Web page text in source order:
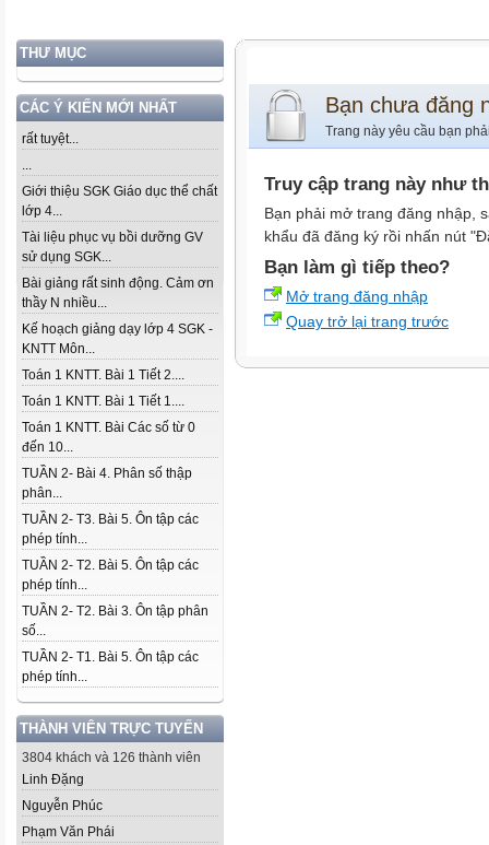
THƯ MỤC
CÁC Ý KIẾN MỚI NHẤT
rất tuyệt...
...
Giới thiệu SGK Giáo dục thể chất
lớp 4...
Tài liệu phục vụ bồi dưỡng GV
sử dụng SGK...
Bài giảng rất sinh động. Cảm ơn
thầy N nhiều...
Kế hoạch giảng dạy lớp 4 SGK -
KNTT Môn...
Toán 1 KNTT. Bài 1 Tiết 2....
Toán 1 KNTT. Bài 1 Tiết 1....
Toán 1 KNTT. Bài Các số từ 0
đến 10...
TUẦN 2- Bài 4. Phân số thập
phân...
TUẦN 2- T3. Bài 5. Ôn tập các
phép tính...
TUẦN 2- T2. Bài 5. Ôn tập các
phép tính...
TUẦN 2- T2. Bài 3. Ôn tập phân
số...
TUẦN 2- T1. Bài 5. Ôn tập các
phép tính...
THÀNH VIÊN TRỰC TUYẾN
3804 khách và 126 thành viên
Linh Đặng
Nguyễn Phúc
Phạm Văn Phái
Bạn chưa đăng
Trang này yêu cầu bạn
Truy cập trang này như
Bạn phải mở trang đăng nhập,
khẩu đã đăng ký rồi nhấn nút
Bạn làm gì tiếp theo?
Mở trang đăng nhập
Quay trở lại trang trước